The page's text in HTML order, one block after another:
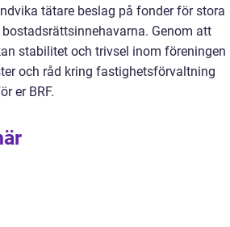
tätare beslag på fonder för stora
Genom att
stabilitet och trivsel inom föreningen
och råd kring fastighetsförvaltning
er BRF.